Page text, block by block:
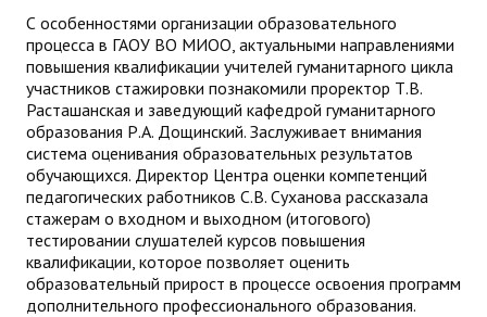
С особенностями организации образовательного
процесса в ГАОУ ВО МИОО, актуальными направлениями
повышения квалификации учителей гуманитарного цикла
участников стажировки познакомили проректор Т.В.
Расташанская и заведующий кафедрой гуманитарного
образования Р.А. Дощинский. Заслуживает внимания
система оценивания образовательных результатов
обучающихся. Директор Центра оценки компетенций
педагогических работников С.В. Суханова рассказала
стажерам о входном и выходном (итогового)
тестировании слушателей курсов повышения
квалификации, которое позволяет оценить
образовательный прирост в процессе освоения программ
дополнительного профессионального образования.